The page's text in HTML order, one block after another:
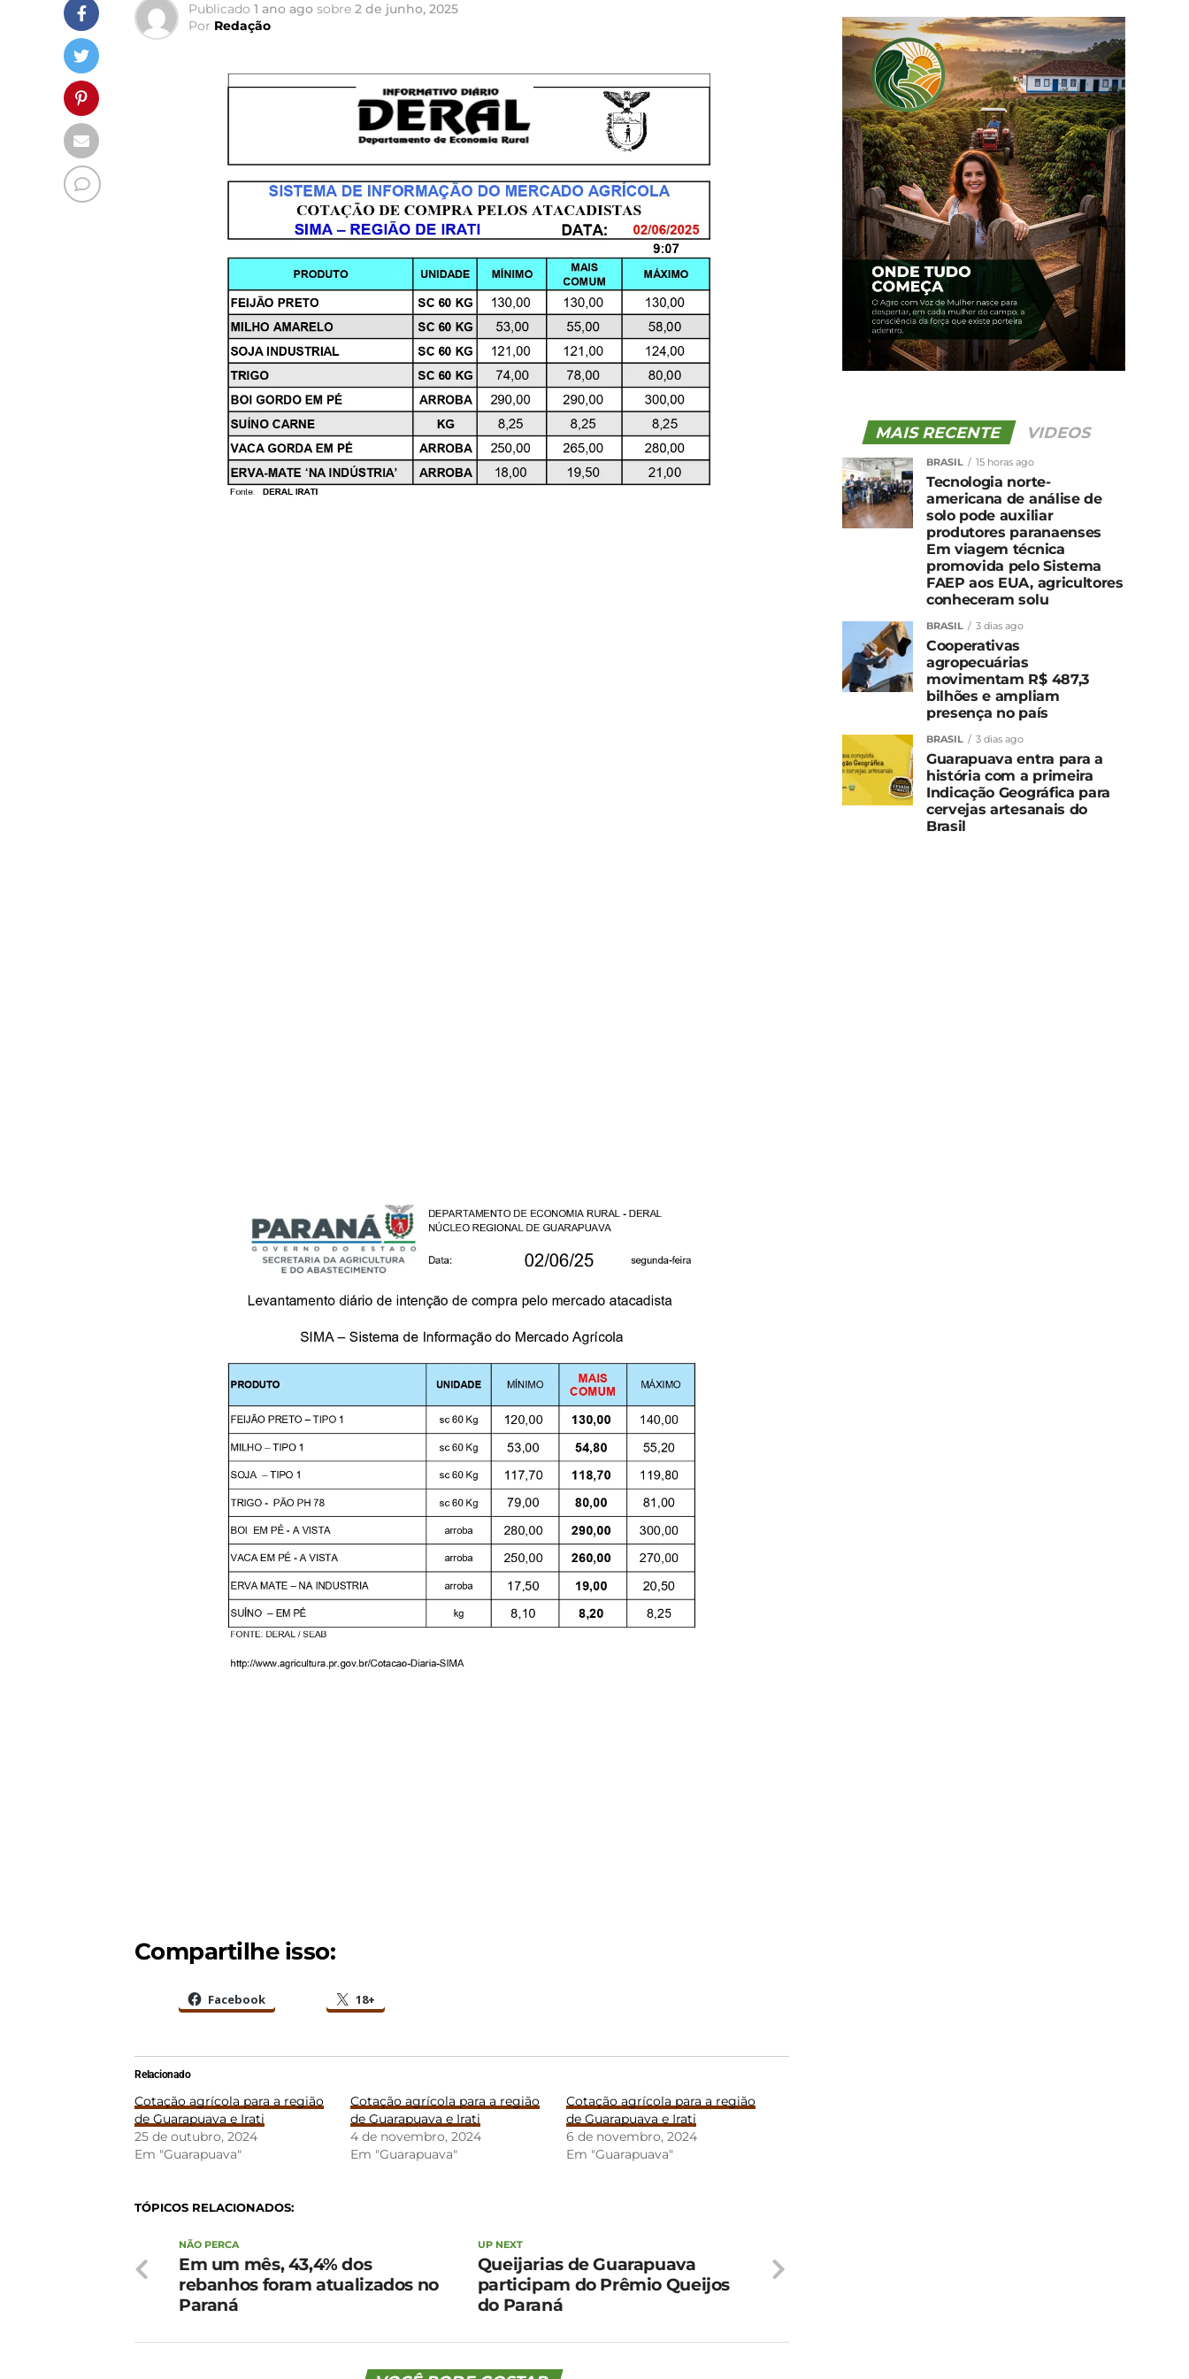
Publicado 1 ano ago sobre 2 de junho, 2025
Por Redação
Compartilhe isso:
Facebook 18+
Relacionado
Cotação agrícola para a região
de Guarapuava e Irati
25 de outubro, 2024
Em "Guarapuava"
Cotação agrícola para a região
de Guarapuava e Irati
4 de novembro, 2024
Em "Guarapuava"
Cotação agrícola para a região
de Guarapuava e Irati
6 de novembro, 2024
Em "Guarapuava"
TÓPICOS RELACIONADOS:
UP NEXT
Queijarias de Guarapuava
participam do Prêmio Queijos
do Paraná
NÃO PERCA
Em um mês, 43,4% dos
rebanhos foram atualizados no
Paraná
MAIS RECENTE VIDEOS
BRASIL 15 horas ago
Tecnologia norte-
americana de análise de
solo pode auxiliar
produtores paranaenses
Em viagem técnica
promovida pelo Sistema
FAEP aos EUA, agricultores
conheceram solu
BRASIL 3 dias ago
Cooperativas
agropecuárias
movimentam R$ 487,3
bilhões e ampliam
presença no país
BRASIL 3 dias ago
Guarapuava entra para a
história com a primeira
Indicação Geográfica para
cervejas artesanais do
Brasil